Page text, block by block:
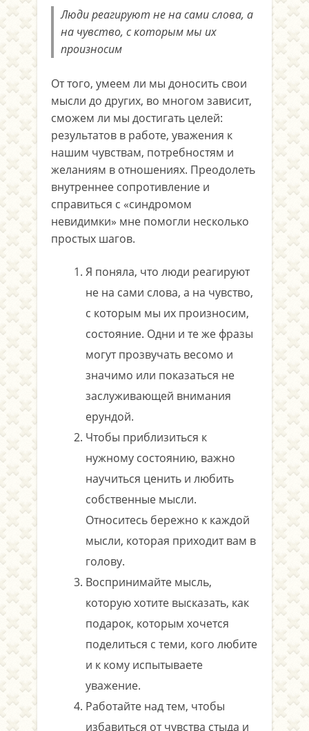
Люди реагируют не на сами слова, а
на чувство, с которым мы их
произносим
От того, умеем ли мы доносить свои
мысли до других, во многом зависит,
сможем ли мы достигать целей:
результатов в работе, уважения к
нашим чувствам, потребностям и
желаниям в отношениях. Преодолеть
внутреннее сопротивление и
справиться с «синдромом
невидимки» мне помогли несколько
простых шагов.
Я поняла, что люди реагируют
не на сами слова, а на чувство,
с которым мы их произносим,
состояние. Одни и те же фразы
могут прозвучать весомо и
значимо или показаться не
заслуживающей внимания
ерундой.
Чтобы приблизиться к
нужному состоянию, важно
научиться ценить и любить
собственные мысли.
Относитесь бережно к каждой
мысли, которая приходит вам в
голову.
Воспринимайте мысль,
которую хотите высказать, как
подарок, которым хочется
поделиться с теми, кого любите
и к кому испытываете
уважение.
Работайте над тем, чтобы
избавиться от чувства стыда и